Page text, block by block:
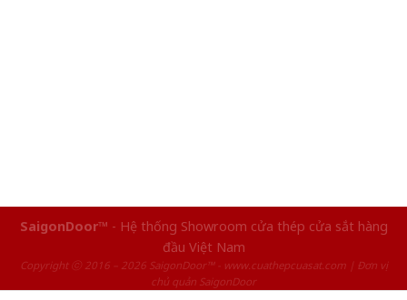
SaigonDoor™ - Hệ thống Showroom cửa thép cửa sắt hàng
đầu Việt Nam
Copyright ⓒ 2016 – 2026 SaigonDoor™ - www.cuathepcuasat.com | Đơn vị
chủ quản SaigonDoor